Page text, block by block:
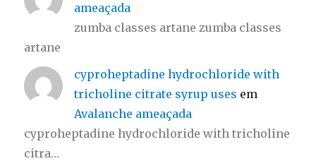
ameaçada
zumba classes artane zumba classes
artane
cyproheptadine hydrochloride with
tricholine citrate syrup uses em
Avalanche ameaçada
cyproheptadine hydrochloride with tricholine
citra…